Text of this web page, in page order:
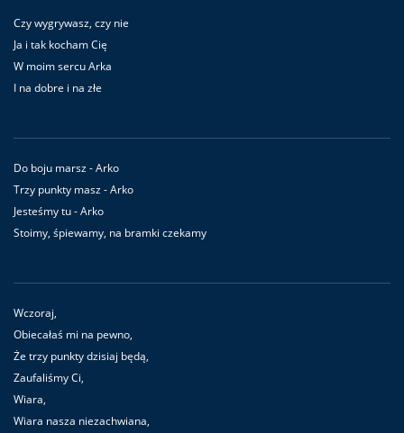
Czy wygrywasz, czy nie
Ja i tak kocham Cię
W moim sercu Arka
I na dobre i na złe
Do boju marsz - Arko
Trzy punkty masz - Arko
Jesteśmy tu - Arko
Stoimy, śpiewamy, na bramki czekamy
Wczoraj,
Obiecałaś mi na pewno,
Że trzy punkty dzisiaj będą,
Zaufaliśmy Ci,
Wiara,
Wiara nasza niezachwiana,